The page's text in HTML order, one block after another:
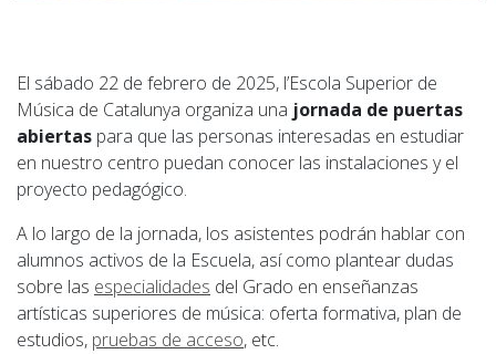
El sábado 22 de febrero de 2025, l’Escola Superior de
Música de Catalunya organiza una jornada de puertas
abiertas para que las personas interesadas en estudiar
en nuestro centro puedan conocer las instalaciones y el
proyecto pedagógico.
A lo largo de la jornada, los asistentes podrán hablar con
alumnos activos de la Escuela, así como plantear dudas
sobre las especialidades del Grado en enseñanzas
artísticas superiores de música: oferta formativa, plan de
estudios, pruebas de acceso, etc.